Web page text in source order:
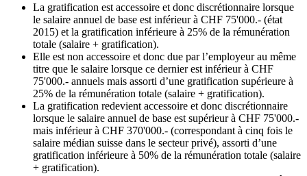
La gratification est accessoire et donc discrétionnaire lorsque
le salaire annuel de base est inférieur à CHF 75'000.- (état
2015) et la gratification inférieure à 25% de la rémunération
totale (salaire + gratification).
Elle est non accessoire et donc due par l’employeur au même
titre que le salaire lorsque ce dernier est inférieur à CHF
75'000.- annuels mais assorti d’une gratification supérieure à
25% de la rémunération totale (salaire + gratification).
La gratification redevient accessoire et donc discrétionnaire
lorsque le salaire annuel de base est supérieur à CHF 75'000.-
mais inférieur à CHF 370'000.- (correspondant à cinq fois le
salaire médian suisse dans le secteur privé), assorti d’une
gratification inférieure à 50% de la rémunération totale (salaire
+ gratification).